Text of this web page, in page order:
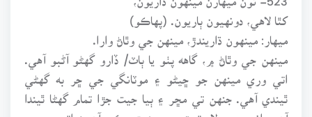
کٿا لاهي، دونهيون ٻاريون. (پهاڪو)
ميهار: مينهون ڌاريندڙ، مينهن جي وٿاڻ وارا.
مينهن جي وٿاڻ ۾، گاهه پٺو يا ٻاٽ/ ڏارو گهڻو آڻبو آهي.
اتي وري مينهن جو ڇيڻو ۽ موٽانگي جي ڇر به گهڻي
ٿيندي آهي. جنهن تي مڇر ۽ ٻيا جيت جڙا تمام گهڻا ٿيندا
آهن. انهن جي لاءِ ترت ۽ سهنجڙو ڪم آهي؛ اتي موجود